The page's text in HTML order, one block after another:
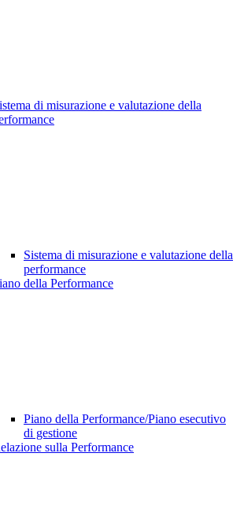
di misurazione e valutazione della
Sistema di misurazione e valutazione della
performance
della Performance
Piano della Performance/Piano esecutivo
di gestione
sulla Performance